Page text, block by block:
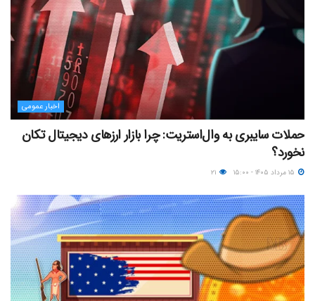
اخبار عمومی
حملات سایبری به وال‌استریت: چرا بازار ارزهای دیجیتال تکان
نخورد؟